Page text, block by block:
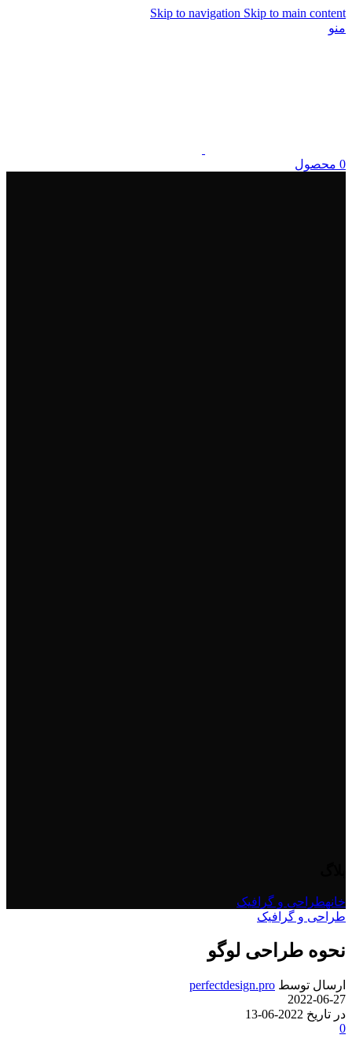
Skip to navigation Skip to main content
منو
0 محصول
خانهطراحی و گرافیک
طراحی و گرافیک
نحوه طراحی لوگو
ارسال توسط perfectdesign.pro
2022-06-27
در تاریخ 2022-06-13
0